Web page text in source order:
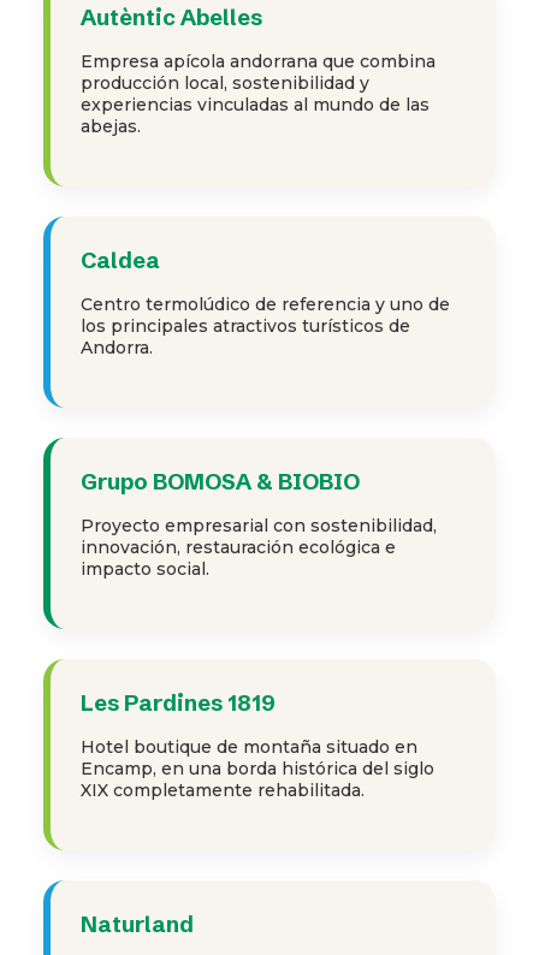
Autèntic Abelles
Empresa apícola andorrana que combina
producción local, sostenibilidad y
experiencias vinculadas al mundo de las
abejas.
Caldea
Centro termolúdico de referencia y uno de
los principales atractivos turísticos de
Andorra.
Grupo BOMOSA & BIOBIO
Proyecto empresarial con sostenibilidad,
innovación, restauración ecológica e
impacto social.
Les Pardines 1819
Hotel boutique de montaña situado en
Encamp, en una borda histórica del siglo
XIX completamente rehabilitada.
Naturland